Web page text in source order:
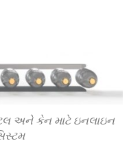
અને કેન માટે ઇનલાઇન